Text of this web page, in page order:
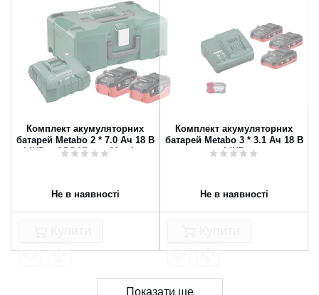
Комплект акумуляторних
батарей Metabo 2 * 7.0 Ач 18 В
LiHD + ASC Ultra + MetaLoc
Не в наявності
Комплект акумуляторних
батарей Metabo 3 * 3.1 Ач 18 В
LiHD
Не в наявності
Показати ще